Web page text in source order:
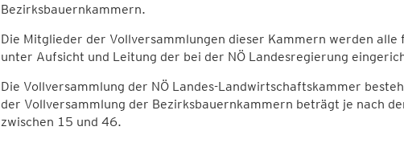
Bezirksbauernkammern.
Die Mitglieder der Vollversammlungen dieser Kammern werden
unter Aufsicht und Leitung der bei der NÖ Landesregierung
Die Vollversammlung der NÖ Landes-Landwirtschaftskammer
der Vollversammlung der Bezirksbauernkammern beträgt je nach
zwischen 15 und 46.